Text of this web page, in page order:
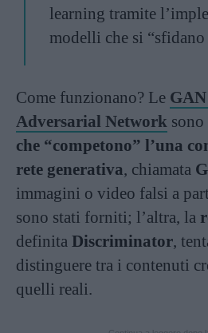
learning tramite
modelli che si
Come funzionano? Le
Adversarial Network sono
che “competono” l’una
rete generativa, chiamata
immagini o video falsi a
sono stati forniti; l’altra, la
definita Discriminator,
distinguere tra i contenuti
quelli reali.